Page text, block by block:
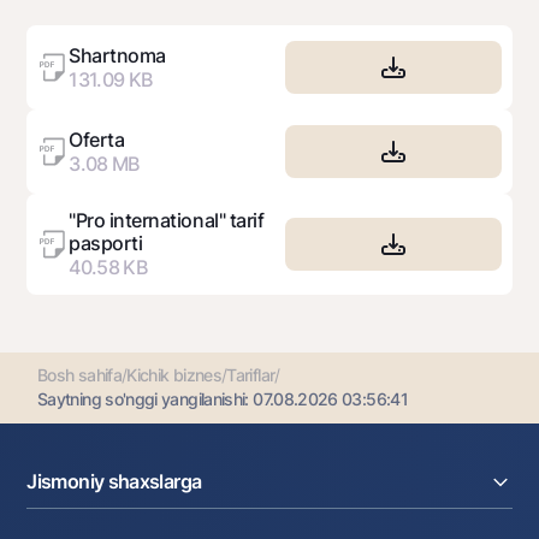
qilishingiz mumkin (ish tartibi soat 09:00 dan soat
21:00 gacha)
Shartnoma
131.09 KB
Oferta
3.08 MB
"Pro international" tarif
pasporti
40.58 KB
Bosh sahifa/Kichik biznes/Tariflar/
Saytning so'nggi yangilanishi:07.08.2026 03:56:41
Jismoniy shaxslarga